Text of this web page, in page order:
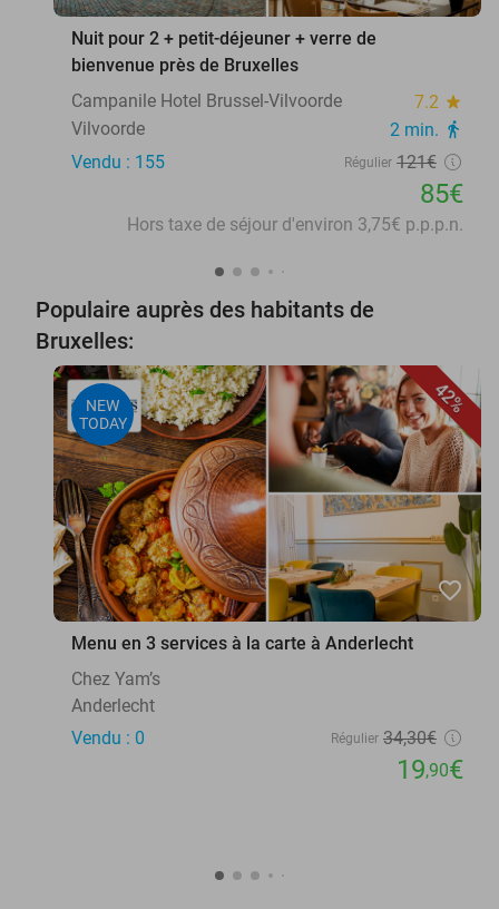
Nuit pour 2 + petit-déjeuner + verre de
bienvenue près de Bruxelles
Campanile Hotel Brussel-Vilvoorde
7.2 star
Vilvoorde 2 min. directions_walk
Vendu : 155 Régulier 121€
85€
Hors taxe de séjour d'environ 3,75€ p.p.p.n.
Populaire auprès des habitants de
Bruxelles:
42%
NEW
TODAY
favorite_border
Menu en 3 services à la carte à Anderlecht
Chez Yam’s
Anderlecht
Vendu : 0
Régulier 34,30€
19,90€